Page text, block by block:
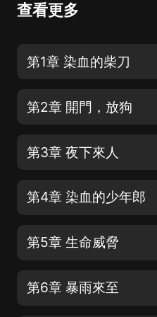
查看更多
第1章 染血的柴刀
第2章 開門，放狗
第3章 夜下來人
第4章 染血的少年郎
第5章 生命威脅
第6章 暴雨來至